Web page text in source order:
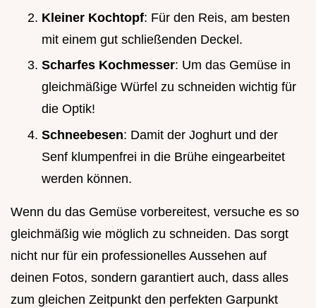
Kleiner Kochtopf: Für den Reis, am besten
mit einem gut schließenden Deckel.
Scharfes Kochmesser: Um das Gemüse in
gleichmäßige Würfel zu schneiden wichtig für
die Optik!
Schneebesen: Damit der Joghurt und der
Senf klumpenfrei in die Brühe eingearbeitet
werden können.
Wenn du das Gemüse vorbereitest, versuche es so
gleichmäßig wie möglich zu schneiden. Das sorgt
nicht nur für ein professionelles Aussehen auf
deinen Fotos, sondern garantiert auch, dass alles
zum gleichen Zeitpunkt den perfekten Garpunkt